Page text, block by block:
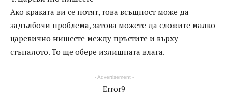
Ако краката ви се потят, това всъщност може да
задълбочи проблема, затова можете да сложите малко
царевично нишесте между пръстите и върху
стъпалото. То ще обере излишната влага.
- Advertisement -
Error9